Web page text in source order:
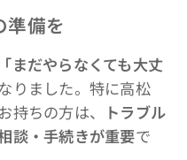
準備を
「まだやらなくても大丈
りました。特に高松
ちの方は、
トラブル
談・手続きが重要で